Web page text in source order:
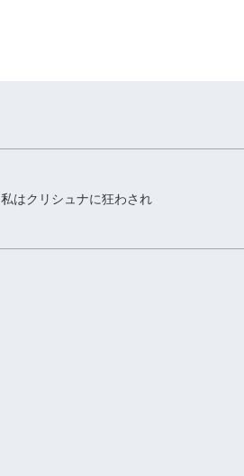
私はクリシュナに狂わされ